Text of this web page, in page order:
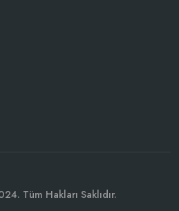
Tüm Hakları Saklıdır.